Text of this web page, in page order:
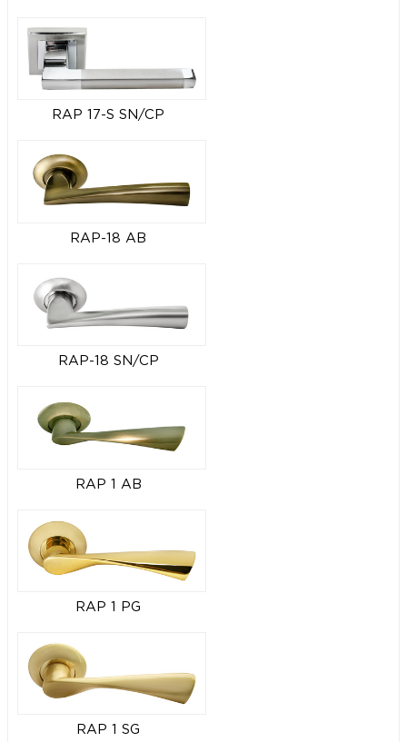
RAP 17-S SN/CP
RAP-18 AB
RAP-18 SN/CP
RAP 1 AB
RAP 1 PG
RAP 1 SG